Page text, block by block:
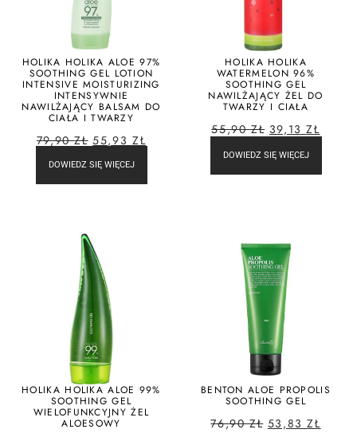
HOLIKA HOLIKA ALOE 97%
SOOTHING GEL LOTION
INTENSIVE MOISTURIZING
INTENSYWNIE
NAWILŻAJĄCY BALSAM DO
CIAŁA I TWARZY
79,90ZŁ 55,93 ZŁ
DOWIEDZ SIĘ WIĘCEJ
HOLIKA HOLIKA
WATERMELON 96%
SOOTHING GEL
NAWILŻAJĄCY ŻEL DO
TWARZY I CIAŁA
55,90ZŁ 39,13ZŁ
DOWIEDZ SIĘ WIĘCEJ
HOLIKA HOLIKA ALOE 99%
SOOTHING GEL
WIELOFUNKCYJNY ŻEL
ALOESOWY
BENTON ALOE PROPOLIS
SOOTHING GEL
76,90ZŁ 53,83ZŁ